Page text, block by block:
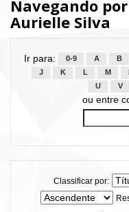
Navegando
Aurielle Silva
Ir para: 0-9 A B
J
K L M
U
V
ou entre
Classificar por: